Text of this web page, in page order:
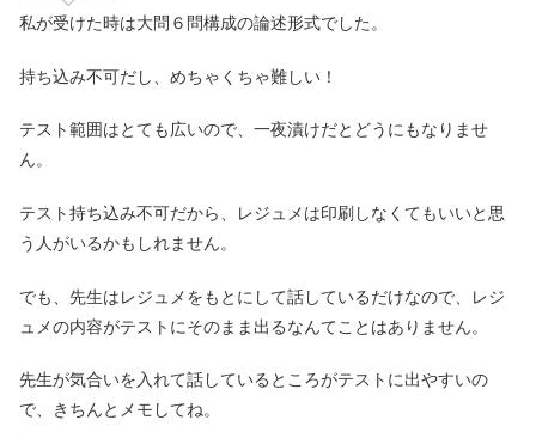
私が受けた時は大問６問構成の論述形式でした。
持ち込み不可だし、めちゃくちゃ難しい！
テスト範囲はとても広いので、一夜漬けだとどうにもなりませ
ん。
テスト持ち込み不可だから、レジュメは印刷しなくてもいいと思
う人がいるかもしれません。
でも、先生はレジュメをもとにして話しているだけなので、レジ
ュメの内容がテストにそのまま出るなんてことはありません。
先生が気合いを入れて話しているところがテストに出やすいの
で、きちんとメモしてね。